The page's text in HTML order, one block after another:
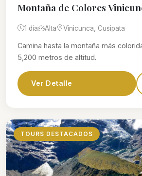
Montaña de Colores
1 día Alta Vinicunca, Cusipata
Camina hasta la montaña más
5,200 metros de altitud.
Ver Detalle
TOURS DESTACADOS